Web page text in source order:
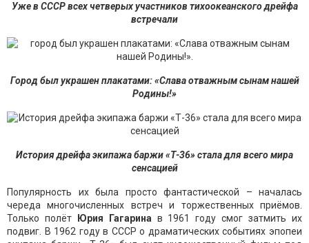
Уже в СССР всех четверых участников тихоокеанского дрейфа
встречали
Город был украшен плакатами: «Слава отважным сынам нашей
Родины!»
История дрейфа экипажа баржи «Т-36» стала для всего мира
сенсацией
Популярность их была просто фантастической – началась
череда многочисленных встреч и торжественных приёмов.
Только полёт
Юрия Гагарина в 1961 году смог затмить их
подвиг. В 1962 году в СССР о драматических событиях эпопеи